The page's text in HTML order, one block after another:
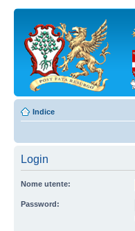
Indice
Login
Nome utente:
Password: